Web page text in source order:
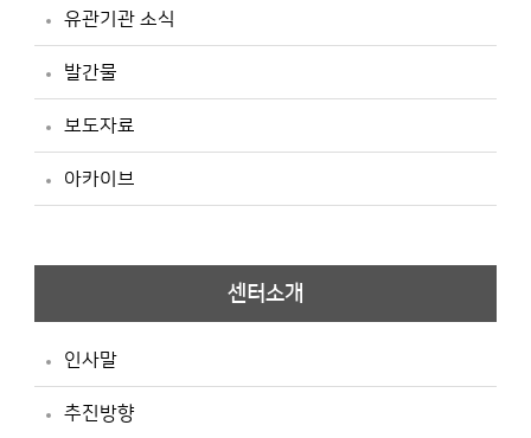
유관기관 소식
발간물
보도자료
아카이브
센터소개
인사말
추진방향